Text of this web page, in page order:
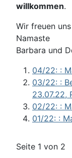
willkommen.
Wir freuen
Namaste
Barbara und
04/22: :
03/22: :
23.07.22,
02/22: :
01/22: :
Seite 1 von 2